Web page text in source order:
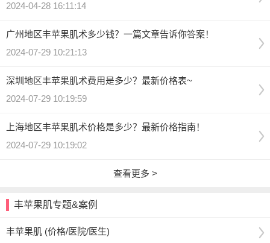
2024-04-28 16:11:14
广州地区丰苹果肌术多少钱？一篇文章告诉你答案！
2024-07-29 10:21:13
深圳地区丰苹果肌术费用是多少？最新价格表~
2024-07-29 10:19:59
上海地区丰苹果肌术价格是多少？最新价格指南！
2024-07-29 10:19:02
查看更多 >
丰苹果肌专题&案例
丰苹果肌 (价格/医院/医生)